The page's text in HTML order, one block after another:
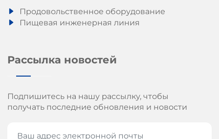
Продовольственное оборудование
Пищевая инженерная линия
Рассылка новостей
Подпишитесь на нашу рассылку, чтобы
получать последние обновления и новости